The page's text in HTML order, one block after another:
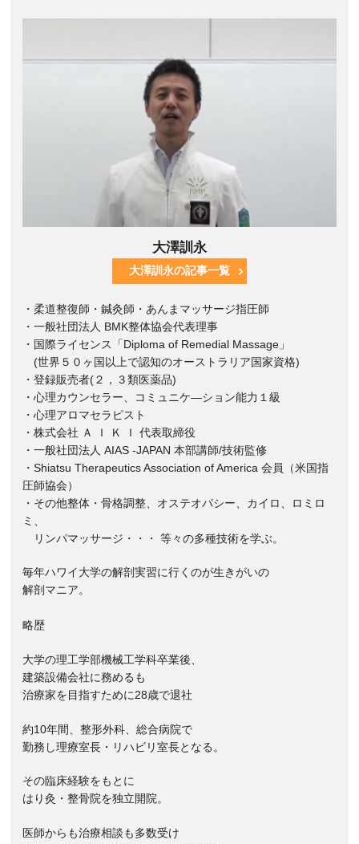
大澤訓永
大澤訓永の記事一覧
・柔道整復師・鍼灸師・あんまマッサージ指圧師
・一般社団法人 BMK整体協会代表理事
・国際ライセンス「Diploma of Remedial Massage」
(世界５０ヶ国以上で認知のオーストラリア国家資格)
・登録販売者(２，３類医薬品)
・心理カウンセラー、コミュニケ―ション能力１級
・心理アロマセラピスト
・株式会社 Ａ Ｉ Ｋ Ｉ 代表取締役
・一般社団法人 AIAS -JAPAN 本部講師/技術監修
・Shiatsu Therapeutics Association of America 会員（米国指
圧師協会）
・その他整体・骨格調整、オステオパシー、カイロ、ロミロ
ミ、
リンパマッサージ・・・ 等々の多種技術を学ぶ。
毎年ハワイ大学の解剖実習に行くのが生きがいの
解剖マニア。
略歴
大学の理工学部機械工学科卒業後、
建築設備会社に務めるも
治療家を目指すために28歳で退社
約10年間、整形外科、総合病院で
勤務し理療室長・リハビリ室長となる。
その臨床経験をもとに
はり灸・整骨院を独立開院。
医師からも治療相談も多数受け